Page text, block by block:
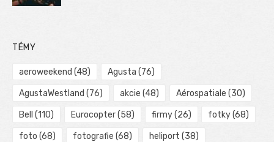
TÉMY
aeroweekend (48) Agusta (76)
AgustaWestland (76) akcie (48) Aérospatiale (30)
Bell (110) Eurocopter(58) firmy(26) fotky(68)
foto (68) fotografie (68) heliport (38)